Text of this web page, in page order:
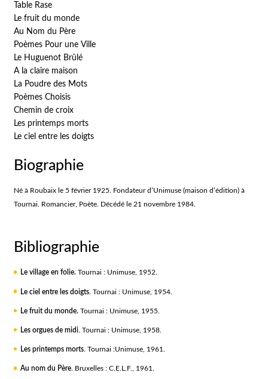
Table Rase
Le fruit du monde
Au Nom du Père
Poèmes Pour une Ville
Le Huguenot Brûlé
A la claire maison
La Poudre des Mots
Poèmes Choisis
Chemin de croix
Les printemps morts
Le ciel entre les doigts
Biographie
Né à Roubaix le 5 février 1925. Fondateur d’Unimuse (maison d’édition) à
Tournai. Romancier, Poète. Décédé le 21 novembre 1984.
Bibliographie
Le village en folie.Tournai : Unimuse, 1952.
Le ciel entre les doigts. Tournai : Unimuse, 1954.
Le fruit du monde. Tournai : Unimuse, 1955.
Les orgues de midi. Tournai : Unimuse, 1958.
Les printemps morts. Tournai :Unimuse, 1961.
Au nom du Père. Bruxelles : C.E.L.F., 1961.